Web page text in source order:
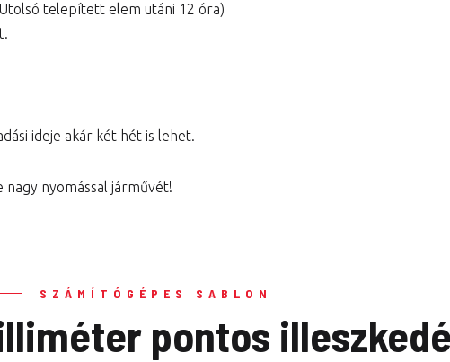
telepített elem utáni 12 óra)
ideje akár két hét is lehet.
nagy nyomással járművét!
SZÁMÍTÓGÉPES SABLON
pontos